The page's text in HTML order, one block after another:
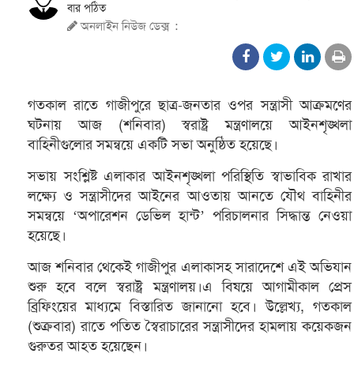
বার পঠিত
অনলাইন নিউজ ডেক্স :
গতকাল রাতে গাজীপুরে ছাত্র-জনতার ওপর সন্ত্রাসী আক্রমণের
ঘটনায় আজ (শনিবার) স্বরাষ্ট্র মন্ত্রণালয়ে আইনশৃঙ্খলা
বাহিনীগুলোর সমন্বয়ে একটি সভা অনুষ্ঠিত হয়েছে।
সভায় সংশ্লিষ্ট এলাকার আইনশৃঙ্খলা পরিস্থিতি স্বাভাবিক রাখার
লক্ষ্যে ও সন্ত্রাসীদের আইনের আওতায় আনতে যৌথ বাহিনীর
সমন্বয়ে ‘অপারেশন ডেভিল হান্ট’ পরিচালনার সিদ্ধান্ত নেওয়া
হয়েছে।
আজ শনিবার থেকেই গাজীপুর এলাকাসহ সারাদেশে এই অভিযান
শুরু হবে বলে স্বরাষ্ট্র মন্ত্রণালয়।এ বিষয়ে আগামীকাল প্রেস
ব্রিফিংয়ের মাধ্যমে বিস্তারিত জানানো হবে। উল্লেখ্য, গতকাল
(শুক্রবার) রাতে পতিত স্বৈরাচারের সন্ত্রাসীদের হামলায় কয়েকজন
গুরুতর আহত হয়েছেন।